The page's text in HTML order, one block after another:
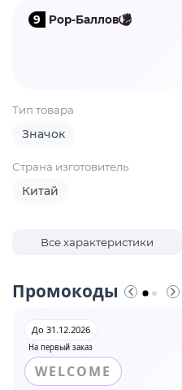
9 Pop-Баллов
Тип товара
Значок
Страна изготовитель
Китай
Все характеристики
Промокоды
На первый заказ
До 31.12.2026
WELCOME